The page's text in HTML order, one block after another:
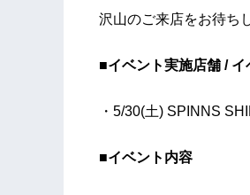
沢山のご来店をお待ち
■イベント実施店舗 /
・5/30(土) SPINNS
■イベント内容